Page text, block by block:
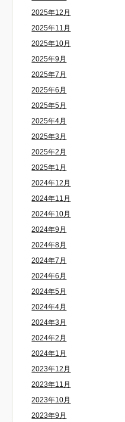
2025年12月
2025年11月
2025年10月
2025年9月
2025年7月
2025年6月
2025年5月
2025年4月
2025年3月
2025年2月
2025年1月
2024年12月
2024年11月
2024年10月
2024年9月
2024年8月
2024年7月
2024年6月
2024年5月
2024年4月
2024年3月
2024年2月
2024年1月
2023年12月
2023年11月
2023年10月
2023年9月